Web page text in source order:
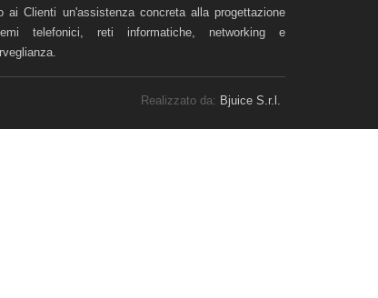
ai Clienti un'assistenza concreta alla progettazione
telefonici, reti informatiche, networking e
Realizzato da: Bjuice S.r.l.